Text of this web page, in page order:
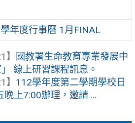
年度行事曆 1月FINAL
】
國教署生命教育專業發展中
線上研習課程訊息。
】 112學年度第二學期學校日
上7:00辦理，邀請 ...